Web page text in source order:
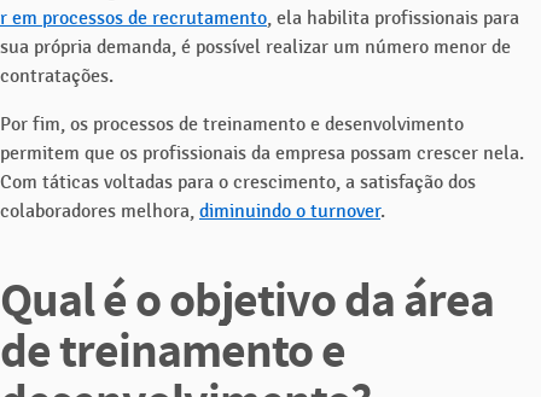
r em processos de recrutamento , ela habilita profissionais para
sua própria demanda, é possível realizar um número menor de
contratações.
Por fim, os processos de treinamento e desenvolvimento
permitem que os profissionais da empresa possam crescer nela.
Com táticas voltadas para o crescimento, a satisfação dos
colaboradores melhora, diminuindo o turnover.
Qual é o objetivo da área
de treinamento e